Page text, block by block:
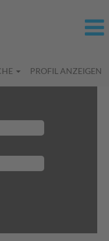
PROFIL ANZEIGEN